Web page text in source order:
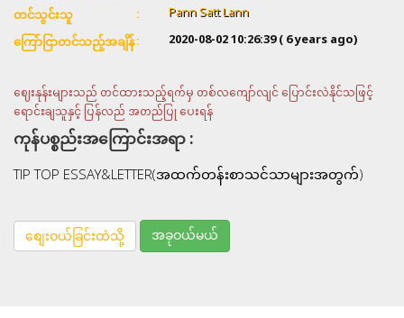
တင်သွင်းသူ Pann Satt Lann
ကြော်ငြာတင်သည့်အချိန် 2020-08-02 10:26:39( 6 years ago)
ဈေးနုန်းများသည် တင်ထားသည့်ရက်မှ တစ်လကျော်လျင် ပြောင်းလဲနိုင်သဖြင့်
ရောင်းချသူနှင့် ပြန်လည် အတည်ပြု ပေးရန်
ကုန်ပစ္စည်းအကြောင်းအရာ :
TIP TOP ESSAY&LETTER(အထက်တန်းစာသင်သာများအတွက်)
စျေးဝယ်ခြင်းထဲသို့ အခုဝယ်မယ်